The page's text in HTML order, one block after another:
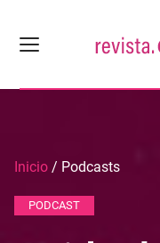
Inicio / Podcasts
PODCAST